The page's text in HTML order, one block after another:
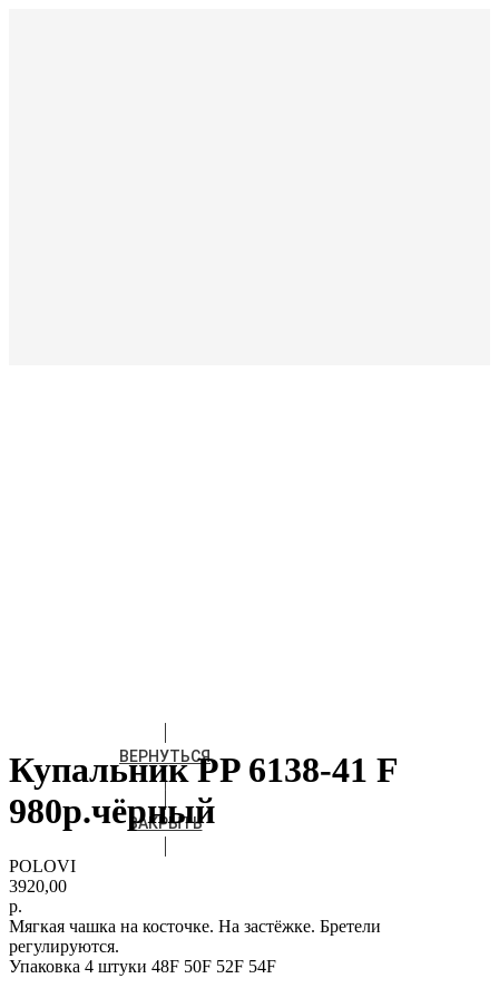
ВЕРНУТЬСЯ
ЗАКРЫТЬ
Купальник РP 6138-41 F
980р.чёрный
POLOVI
3920,00
р.
Мягкая чашка на косточке. На застёжке. Бретели
регулируются.
Упаковка 4 штуки 48F 50F 52F 54F